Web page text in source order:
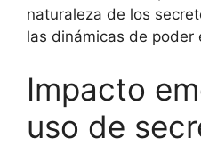
naturaleza de los
las dinámicas de poder
Impacto
uso de